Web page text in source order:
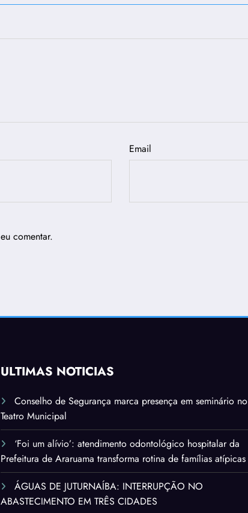
Email
comentar.
ÚLTIMAS NOTÍCIAS
Conselho de Segurança marca presença em seminário no
Teatro Municipal
‘Foi um alívio’: atendimento odontológico hospitalar da
Prefeitura de Araruama transforma rotina de famílias atípicas
ÁGUAS DE JUTURNAÍBA: INTERRUPÇÃO NO
ABASTECIMENTO EM TRÊS CIDADES